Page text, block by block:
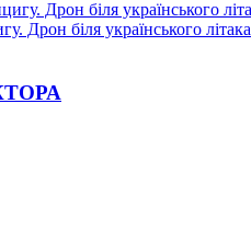
Дрон біля українського літака